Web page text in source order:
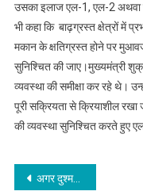
उसका इलाज एल-1, एल-2 अथवा
भी कहा कि बाढ़ग्रस्त क्षेत्रों में
मकान के क्षतिग्रस्त होने पर
सुनिश्चित की जाए।मुख्यमंत्री
व्यवस्था की समीक्षा कर रहे थे।
पूरी सक्रियता से क्रियाशील
की व्यवस्था सुनिश्चित करते हुए
Post
अगर दुश्मन देश हमला करेगा तो करारा जवाब देंगे:राजनाथ